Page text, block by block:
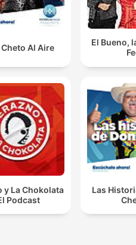
Al Aire
El Bueno,
y La Chokolata
Podcast
Las